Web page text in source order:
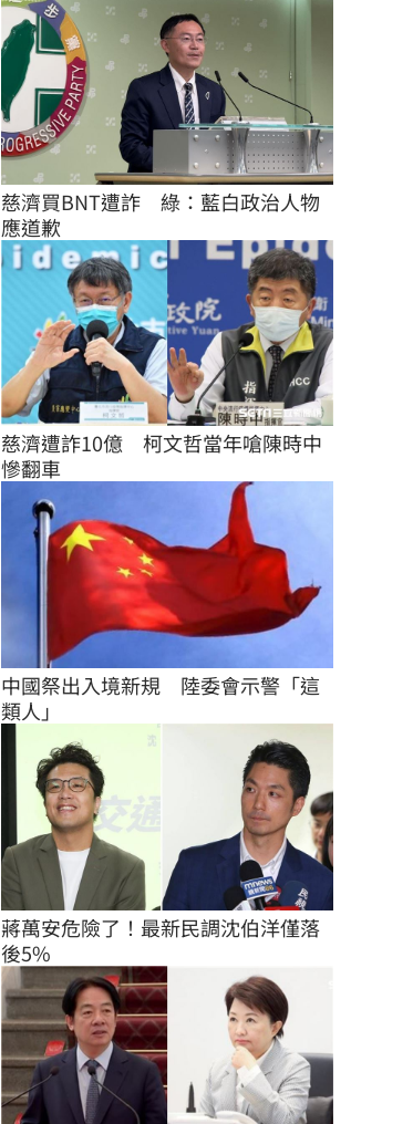
慈濟買BNT遭詐　綠：藍白政治人物
應道歉
慈濟遭詐10億　柯文哲當年嗆陳時中
慘翻車
中國祭出入境新規　陸委會示警「這
類人」
蔣萬安危險了！最新民調沈伯洋僅落
後5%